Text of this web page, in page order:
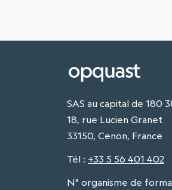
SAS au capital de 180
18, rue Lucien Granet
33150, Cenon, France
Tél : +33 5 56 401 402
N° organisme de